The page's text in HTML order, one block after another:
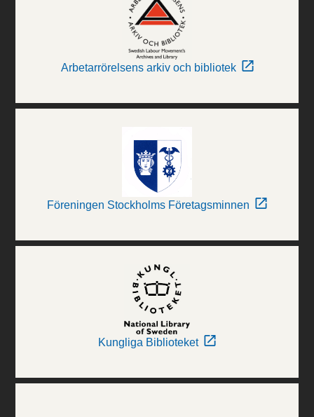
Arbetarrörelsens arkiv och bibliotek
Föreningen Stockholms Företagsminnen
Kungliga Biblioteket